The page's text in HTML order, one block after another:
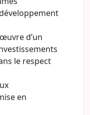
d’un
le respect
en